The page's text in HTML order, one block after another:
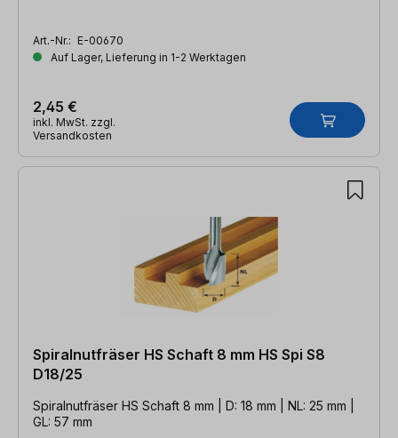
Art.-Nr.: E-00670
Auf Lager, Lieferung in 1-2 Werktagen
2,45 €
inkl. MwSt. zzgl.
Versandkosten
Spiralnutfräser HS Schaft 8 mm HS Spi S8
D18/25
Spiralnutfräser HS Schaft 8 mm | D: 18 mm | NL: 25 mm |
GL: 57 mm